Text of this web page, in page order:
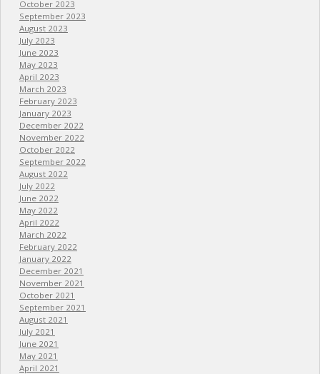
October 2023
September 2023
August 2023
July 2023
June 2023
May 2023
April 2023
March 2023
February 2023
January 2023
December 2022
November 2022
October 2022
September 2022
August 2022
July 2022
June 2022
May 2022
April 2022
March 2022
February 2022
January 2022
December 2021
November 2021
October 2021
September 2021
August 2021
July 2021
June 2021
May 2021
April 2021